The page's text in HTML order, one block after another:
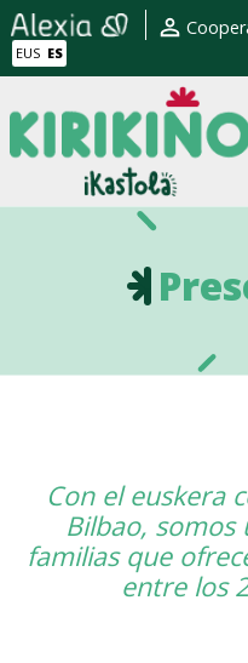
Pasar al contenido principal
EUS ES
Con el euskera
Bilbao,
familias que
entre los